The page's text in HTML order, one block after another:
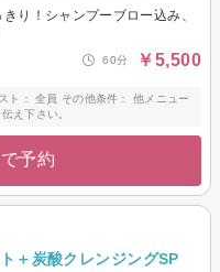
り！シャンプーブロー込み、
60分 ￥5,500
ト： 全員 その他条件： 他メニュー
え下さい。
予約
＋炭酸クレンジングSP